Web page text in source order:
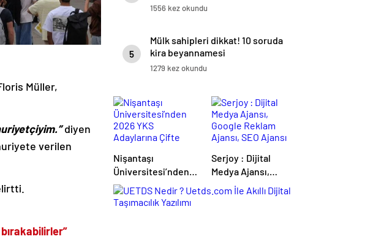
Müller,
diyen
verilen
1556 kez okundu
5
Mülk sahipleri dikkat! 10 soruda
kira beyannamesi
1279 kez okundu
Nişantaşı
Üniversitesi’nden
2026 YKS
Adaylarına Çifte
Serjoy : Dijital
Medya Ajansı,
Google Reklam
Ajansı, SEO Ajansı